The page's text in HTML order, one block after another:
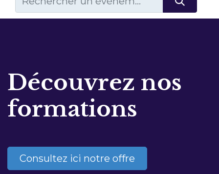
Découvrez nos
formations
Consultez ici notre offre